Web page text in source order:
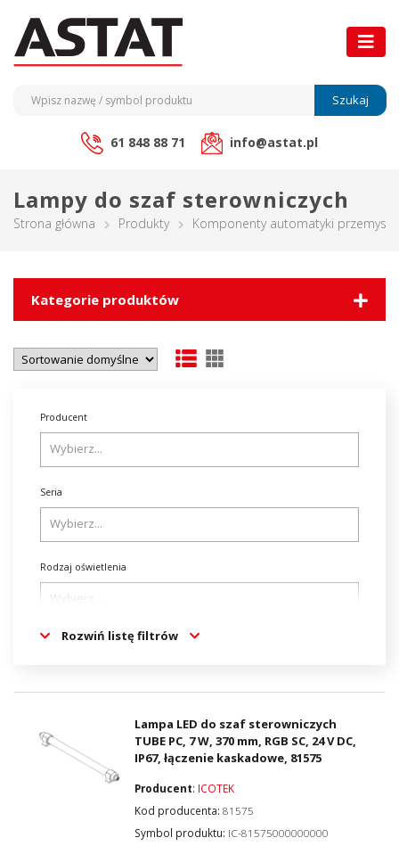
Szukaj
61 848 88 71 info@astat.pl
Lampy do szaf sterowniczych
Strona główna Produkty Komponenty automatyki
Kategorie produktów
Producent
Seria
Rodzaj oświetlenia
Strumień świetlny [Lm]
Rozwiń listę filtrów
Lampa LED do szaf sterowniczych
TUBE PC, 7 W, 370 mm, RGB SC, 24 V DC,
IP67, łączenie kaskadowe, 81575
Producent: ICOTEK
Kod producenta:81575
Symbol produktu: IC-81575000000000